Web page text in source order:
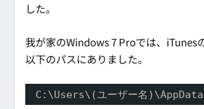
した。
我が家のWindows 7 Proでは、iTunes
以下のパスにありました。
C:\Users\(ユーザー名